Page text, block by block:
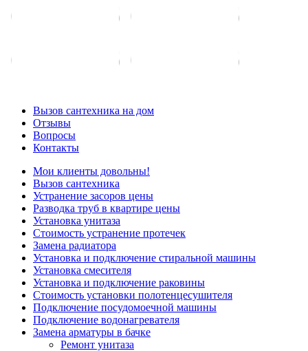
Вызов сантехника на дом
Отзывы
Вопросы
Контакты
Мои клиенты довольны!
Вызов сантехника
Устранение засоров цены
Разводка труб в квартире цены
Установка унитаза
Стоимость устранение протечек
Замена радиатора
Установка и подключение стиральной машины
Установка смесителя
Установка и подключение раковины
Стоимость установки полотенцесушителя
Подключение посудомоечной машины
Подключение водонагревателя
Замена арматуры в бачке
Ремонт унитаза